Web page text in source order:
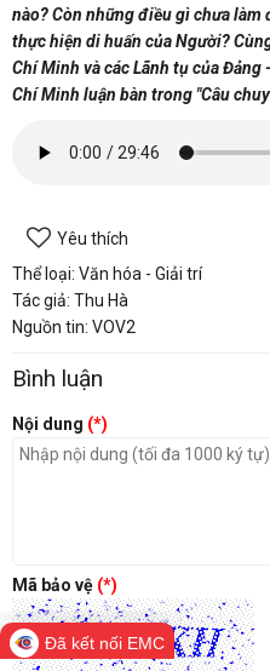
nào? Còn những điều gì chưa
thực hiện di huấn của Người?
Chí Minh và các Lãnh tụ của
Chí Minh luận bàn trong "Câu
Yêu thích
Thể loại: Văn hóa - Giải trí
Tác giả: Thu Hà
Nguồn tin: VOV2
Bình luận
Nội dung (*)
Mã bảo vệ (*)
Đã kết nối EMC